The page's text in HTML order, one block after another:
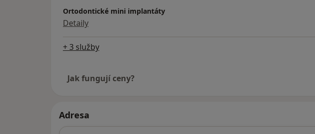
Ortodontické mini implantáty
Detaily
+ 3 služby
Jak fungují ceny?
Adresa